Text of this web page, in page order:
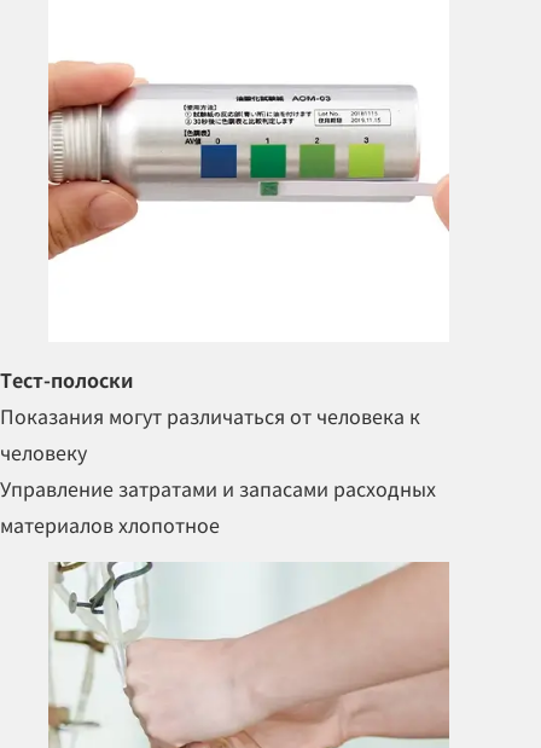
Тест-полоски
Показания могут различаться от человека к
человеку
Управление затратами и запасами расходных
материаловхлопотное